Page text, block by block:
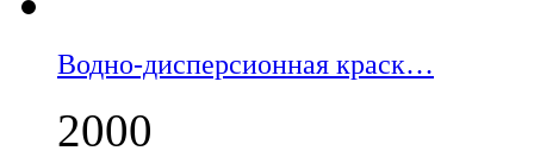
Водно-дисперсионная краск…
2000